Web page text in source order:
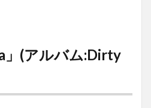
」(アルバム:Dirty